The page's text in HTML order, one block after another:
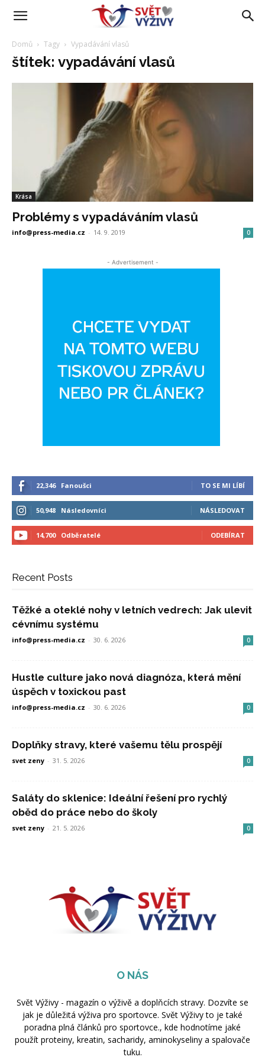
Domů Tagy Vypadávání vlasů
štítek: vypadávání vlasů
Krása
Problémy s vypadáváním vlasů
info@press-media.cz - 14. 9. 2019 0
- Advertisement -
22,346 Fanoušci TO SE MI LÍBÍ
50,948 Následovníci NÁSLEDOVAT
14,700 Odběratelé ODEBÍRAT
Recent Posts
Těžké a oteklé nohy v letních vedrech: Jak ulevit
cévnímu systému
info@press-media.cz - 30. 6. 2026 0
Hustle culture jako nová diagnóza, která mění
úspěch v toxickou past
info@press-media.cz - 30. 6. 2026 0
Doplňky stravy, které vašemu tělu prospějí
svet zeny - 31. 5. 2026 0
Saláty do sklenice: Ideální řešení pro rychlý
oběd do práce nebo do školy
svet zeny - 21. 5. 2026 0
O NÁS
Svět Výživy - magazín o výživě a doplňcích stravy. Dozvíte se
jak je důležitá výživa pro sportovce. Svět Výživy to je také
poradna plná článků pro sportovce., kde hodnotíme jaké
použít proteiny, kreatin, sacharidy, aminokyseliny a spalovače
tuku.